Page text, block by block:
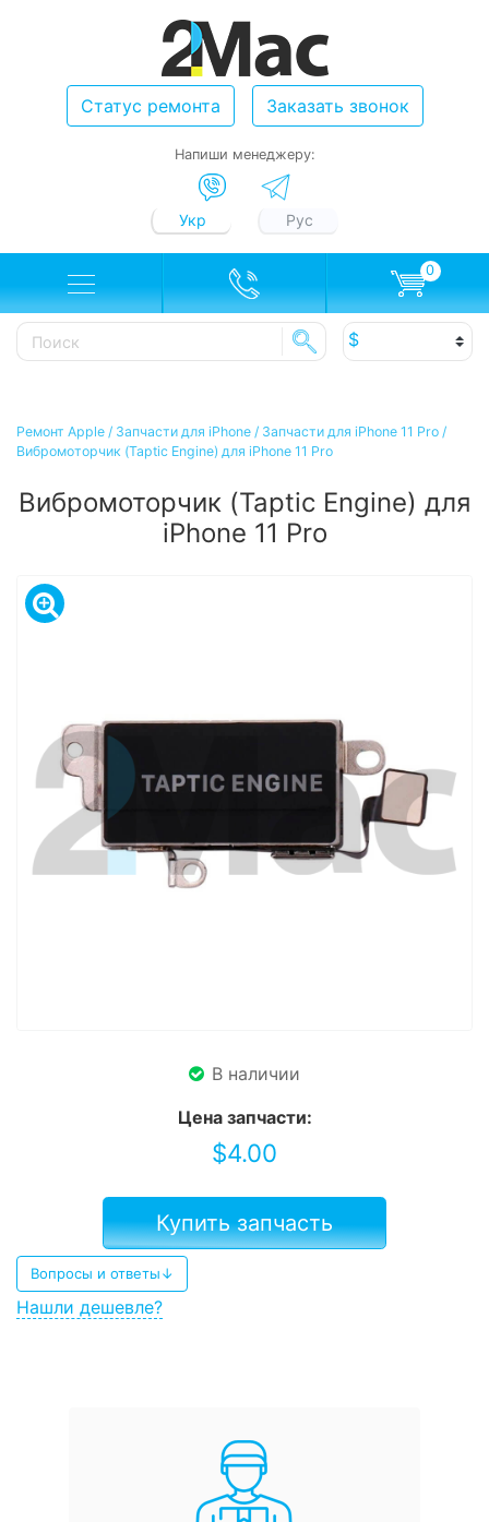
Статус ремонта Заказать звонок
Напиши менеджеру:
Укр Рус
0
Ремонт Apple / Запчасти для iPhone / Запчасти для iPhone 11 Pro /
Вибромоторчик (Taptic Engine) для iPhone 11 Pro
Вибромоторчик (Taptic Engine) для
iPhone 11 Pro
В наличии
Цена запчасти:
$4.00
Купить запчасть
Вопросы и ответы↓
Нашли дешевле?